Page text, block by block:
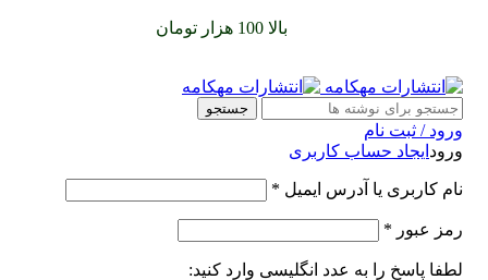
بالا 100 هزار تومان
جستجو
ورود / ثبت نام
ورود ایجاد حساب کاربری
نام کاربری یا آدرس ایمیل *
رمز عبور *
لطفا پاسخ را به عدد انگلیسی وارد کنید: